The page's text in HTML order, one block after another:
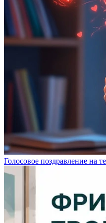
Голосовое поздравление на